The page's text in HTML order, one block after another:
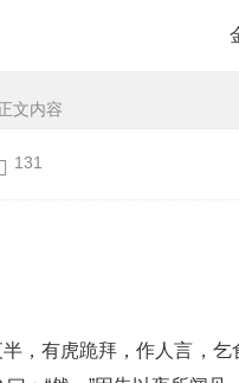
文内容
131
，有虎跪拜，作人言，